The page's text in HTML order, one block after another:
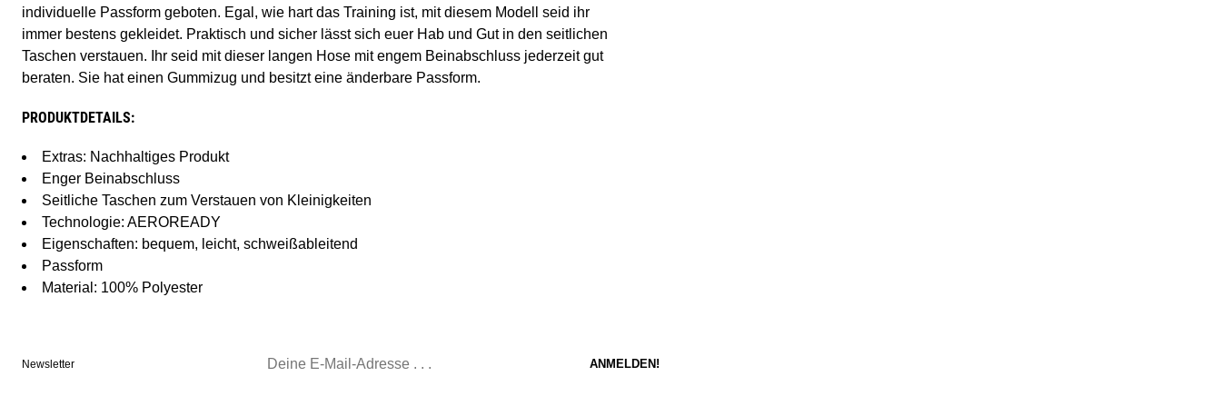
individuelle Passform geboten. Egal, wie hart das Training ist, mit diesem Modell seid ihr
immer bestens gekleidet. Praktisch und sicher lässt sich euer Hab und Gut in den seitlichen
Taschen verstauen. Ihr seid mit dieser langen Hose mit engem Beinabschluss jederzeit gut
beraten. Sie hat einen Gummizug und besitzt eine änderbare Passform.
PRODUKTDETAILS:
Extras: Nachhaltiges Produkt
Enger Beinabschluss
Seitliche Taschen zum Verstauen von Kleinigkeiten
Technologie: AEROREADY
Eigenschaften: bequem, leicht, schweißableitend
Passform
Material: 100% Polyester
Newsletter